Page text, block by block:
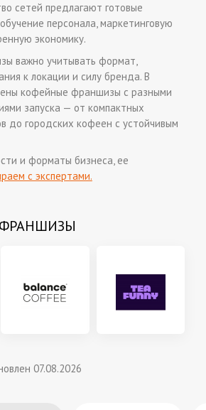
сетей предлагают готовые
персонала, маркетинговую
экономику.
важно учитывать формат,
к локации и силу бренда. В
кофейные франшизы с разными
запуска — от компактных
до городских кофеен с устойчивым
и форматы бизнеса, ее
с экспертами.
07.08.2026